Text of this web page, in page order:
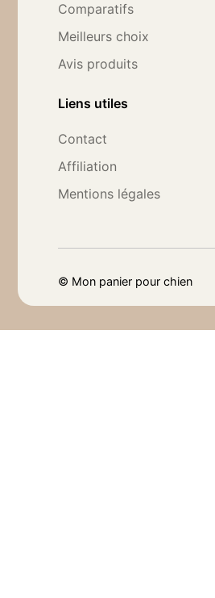
Comparatifs
Meilleurs choix
Avis produits
Liens utiles
Contact
Affiliation
Mentions légales
© Mon panier pour chien